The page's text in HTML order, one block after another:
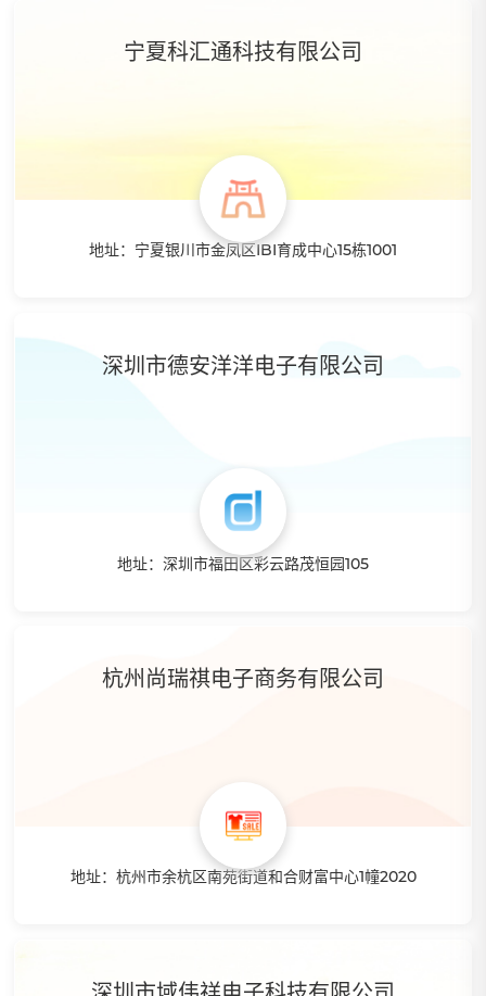
采集，选购到物流配送及售后！每一步我们都会有专业的团队
为你保驾护航！ 成功没有捷径，但一定有方法！从小白到大
宁夏科汇通科技有限公司
地址：宁夏银川市金凤区IBI育成中心15栋1001
操作系统流程，海量产品，百万SKU可供分销，提供商品转
深圳市德安洋洋电子有限公司
地址：深圳市福田区彩云路茂恒园105
货，实力雄厚杭州尚瑞祺电子商务有限公司
地址：杭州市余杭区南苑街道和合财富中心1幢2020
提升中。